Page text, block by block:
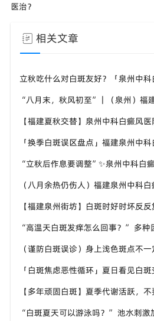
医治？
相关文章